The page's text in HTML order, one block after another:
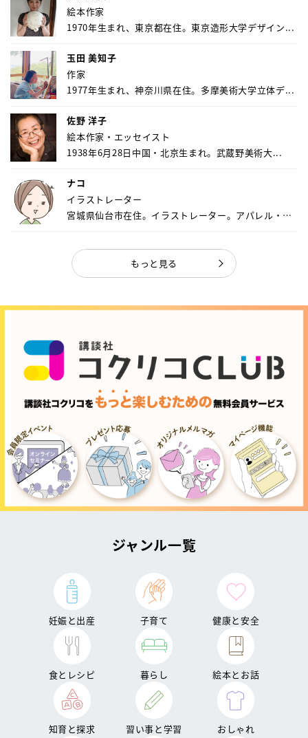
絵本作家
1970年生まれ、東京都在住。東京造形大学デザイン...
玉田 美知子
作家
1977年生まれ、神奈川県在住。多摩美術大学立体デ...
佐野 洋子
絵本作家・エッセイスト
1938年6月28日中国・北京生まれ。武蔵野美術大...
ナコ
イラストレーター
宮城県仙台市在住。イラストレーター。アパレル・キ
もっと見る
ジャンル一覧
妊娠と出産 子育て 健康と安全
食とレシピ 暮らし 絵本とお話
知育と探求 習い事と学習 おしゃれ